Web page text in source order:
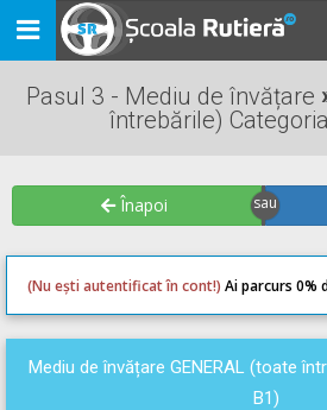
Toggle
navigation
Pasul 3 - Mediu de învățare
întrebările)
Înapoi
(Nu ești autentificat în cont!) Ai parcurs 0%
0
Mediu de învățare GENERAL (toate
B1)